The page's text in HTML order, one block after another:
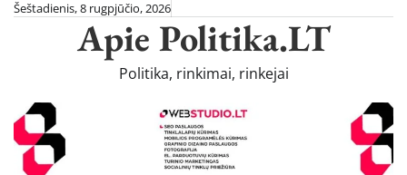
SkipŠeštadienis, 8 rugpjūčio, 2026
Apie Politika.LT
Politika, rinkimai, rinkejai